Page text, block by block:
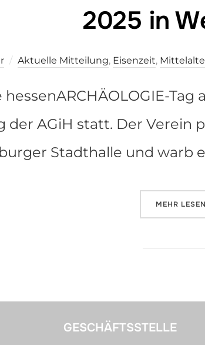
2025 in
Aktuelle Mitteilung, Eisenzeit,
Tag
der AGiH statt. Der Verein
Stadthalle und warb
MEHR ÜBER
LESEN
GESCHÄFTSSTELLE